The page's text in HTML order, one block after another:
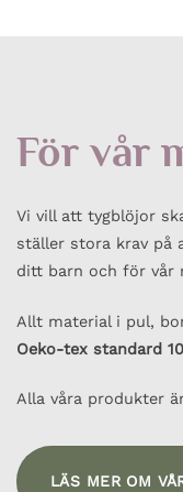
För vår
Vi vill att tygblöjor
ställer stora krav på
ditt barn och för vår
Allt material i pul,
Oeko-tex standard
Alla våra produkter
LÄS MER OM